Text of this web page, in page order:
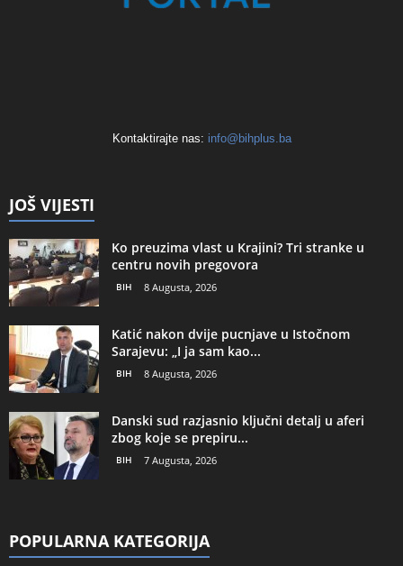
Kontaktirajte nas: info@bihplus.ba
JOŠ VIJESTI
Ko preuzima vlast u Krajini? Tri stranke u
centru novih pregovora
BIH 8 Augusta, 2026
Katić nakon dvije pucnjave u Istočnom
Sarajevu: „I ja sam kao...
BIH 8 Augusta, 2026
Danski sud razjasnio ključni detalj u aferi
zbog koje se prepiru...
BIH 7 Augusta, 2026
POPULARNA KATEGORIJA